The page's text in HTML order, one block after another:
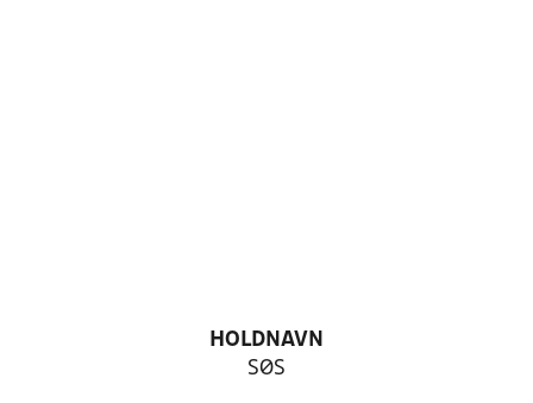
HOLDNAVN
SØS